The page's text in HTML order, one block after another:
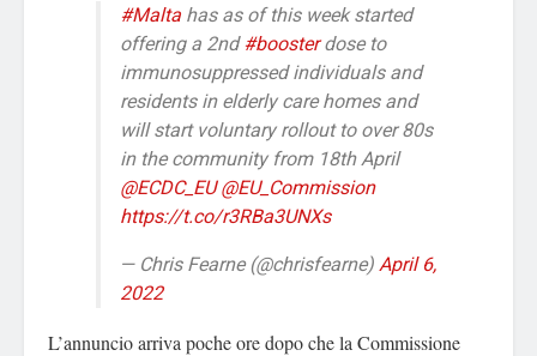
#Malta has as of this week started
offering a 2nd#boosterdose to
immunosuppressed individuals and
residents in elderly care homes and
will start voluntary rollout to over 80s
in the community from 18th April
@ECDC_EU @EU_Commission
https://t.co/r3RBa3UNXs
— Chris Fearne (@chrisfearne)April 6,
2022
L’annuncio arriva poche ore dopo che la Commissione